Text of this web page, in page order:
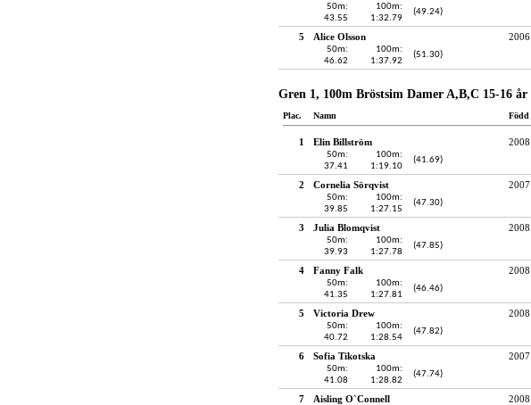
50m:
43.55
100m:
1:32.79
(49.24)
5 Alice Olsson 2006
50m:
46.62
100m:
1:37.92
(51.30)
Gren 1, 100m Bröstsim Damer A,B,C 15-16 år
Plac. Namn Född
1 Elin Billström 2008
50m:
37.41
100m:
1:19.10
(41.69)
2 Cornelia Sörqvist 2007
50m:
39.85
100m:
1:27.15
(47.30)
3 Julia Blomqvist 2008
50m:
39.93
100m:
1:27.78
(47.85)
4 Fanny Falk 2008
50m:
41.35
100m:
1:27.81
(46.46)
5 Victoria Drew 2008
50m:
40.72
100m:
1:28.54
(47.82)
6 Sofia Tikotska 2007
50m:
41.08
100m:
1:28.82
(47.74)
7 Aisling O`Connell 2008